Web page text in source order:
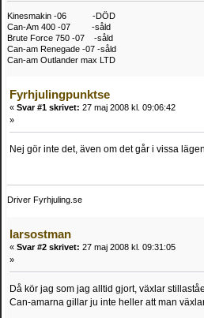
Kinesmakin -06 -DÖD
Can-Am 400 -07 -såld
Brute Force 750 -07 -såld
Can-am Renegade -07 -såld
Can-am Outlander max LTD
Fyrhjulingpunktse
« Svar #1 skrivet: 27 maj 2008 kl. 09:06:42
»
Nej gör inte det, även om det går i vissa
Driver Fyrhjuling.se
larsostman
« Svar #2 skrivet: 27 maj 2008 kl. 09:31:05
»
Då kör jag som jag alltid gjort, växlar
Can-amarna gillar ju inte heller att man